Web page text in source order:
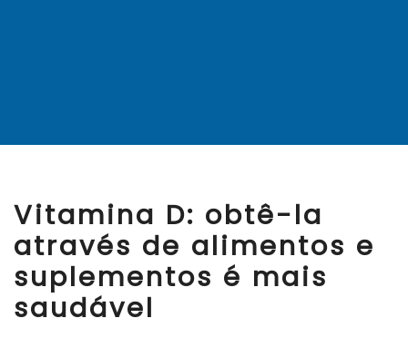
Vitamina D: obtê-la
através de alimentos e
suplementos é mais
saudável